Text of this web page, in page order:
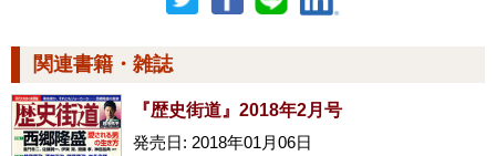
関連書籍・雑誌
『歴史街道』2018年2月号
発売日: 2018年01月06日